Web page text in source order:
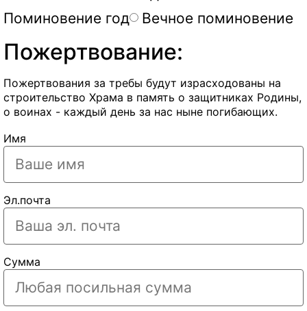
Поминовение год
Вечное поминовение
Пожертвование:
Пожертвования за требы будут израсходованы на
строительство Храма в память о защитниках Родины,
о воинах - каждый день за нас ныне погибающих.
Имя
Эл.почта
Сумма